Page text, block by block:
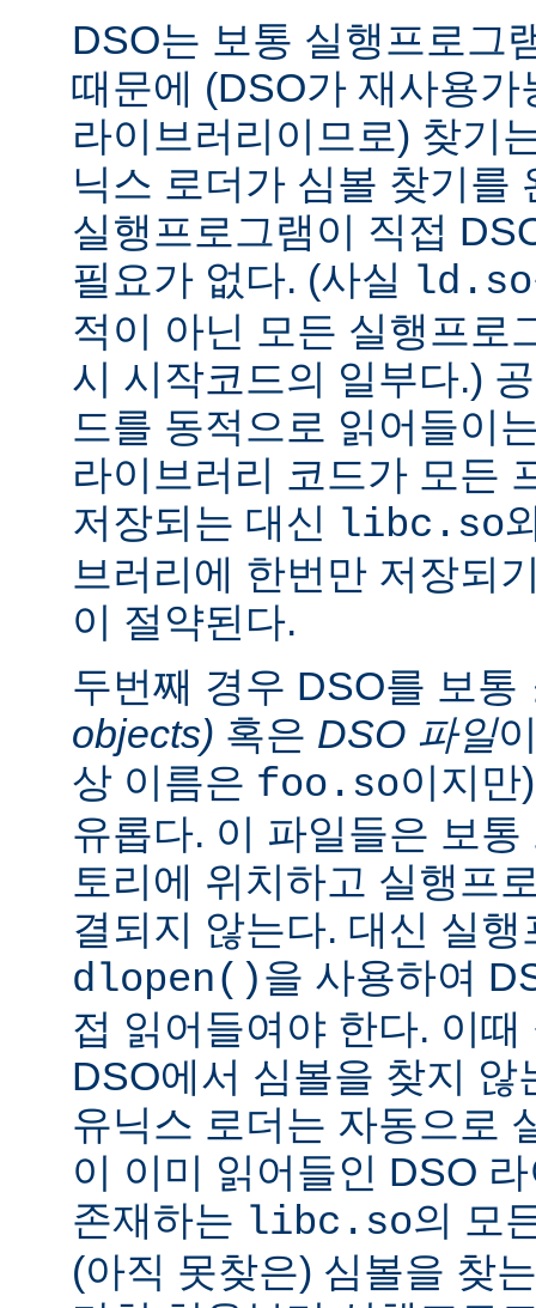
DSO는 보통 실행프로그
때문에 (DSO가 재사용
라이브러리이므로) 찾기
닉스 로더가 심볼 찾기를
실행프로그램이 직접
필요가 없다. (사실
ld.so
적이 아닌 모든 실행프로
시 시작코드의 일부다.)
드를 동적으로 읽어들이
라이브러리 코드가 모든
저장되는 대신
libc.so
브러리에 한번만 저장되
이 절약된다.
두번째 경우 DSO를 보통
objects) 혹은 DSO 파일
상 이름은 foo.so이지만
유롭다. 이 파일들은 보
토리에 위치하고 실행프
결되지 않는다. 대신 실
dlopen()을 사용하여
접 읽어들여야 한다. 이
DSO에서 심볼을 찾지 않
유닉스 로더는 자동으로
이 이미 읽어들인 DSO
존재하는 libc.so의 모
(아직 못찾은) 심볼을 찾